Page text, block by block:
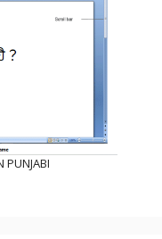
PUNJABI